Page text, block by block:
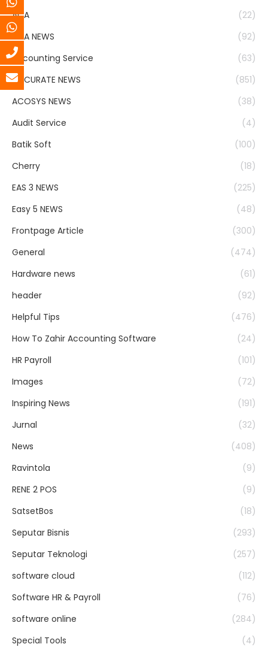
ACA
(22)
ACA NEWS
(92)
Accounting Service
(63)
ACCURATE NEWS
(851)
ACOSYS NEWS
(38)
Audit Service
(4)
Batik Soft
(100)
Cherry
(18)
EAS 3 NEWS
(225)
Easy 5 NEWS
(48)
Frontpage Article
(300)
General
(474)
Hardware news
(61)
header
(92)
Helpful Tips
(476)
How To Zahir Accounting Software
(24)
HR Payroll
(101)
Images
(72)
Inspiring News
(191)
Jurnal
(32)
News
(408)
Ravintola
(9)
RENE 2 POS
(9)
SatsetBos
(18)
Seputar Bisnis
(293)
Seputar Teknologi
(257)
software cloud
(112)
Software HR & Payroll
(76)
software online
(284)
Special Tools
(4)